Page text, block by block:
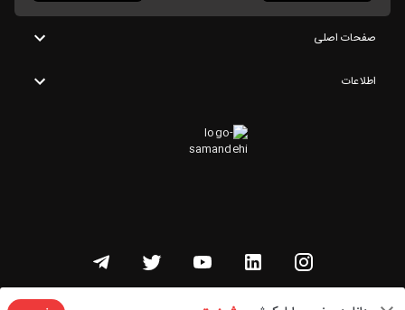
صفحات اصلی
اطلاعات
تمامی حقوق این وبسایت متعلق به شنوتو است